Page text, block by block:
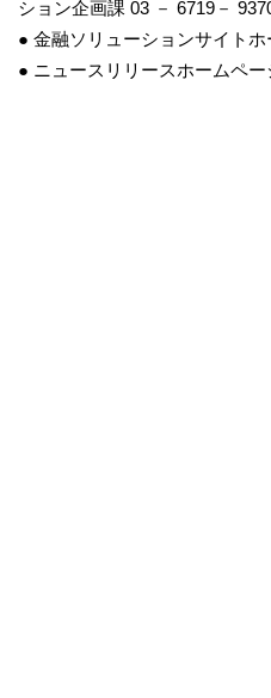
ション企画課 03 － 6719－
● 金融ソリューションサイト
● ニュースリリースホームペ